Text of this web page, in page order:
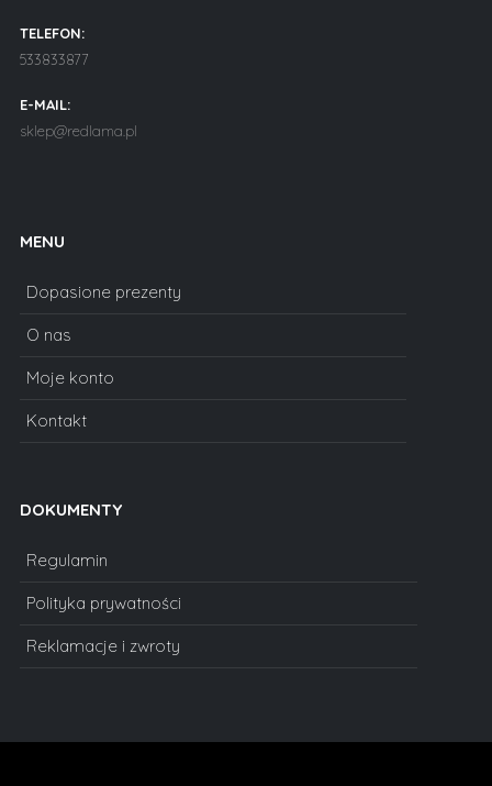
TELEFON:
533833877
E-MAIL:
sklep@redlama.pl
MENU
Dopasione prezenty
O nas
Moje konto
Kontakt
DOKUMENTY
Regulamin
Polityka prywatności
Reklamacje i zwroty